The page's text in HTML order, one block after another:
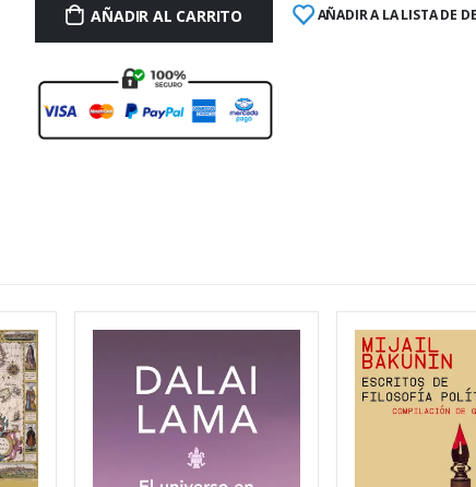
AÑADIR AL CARRITO AÑADIR A LA LISTA DE